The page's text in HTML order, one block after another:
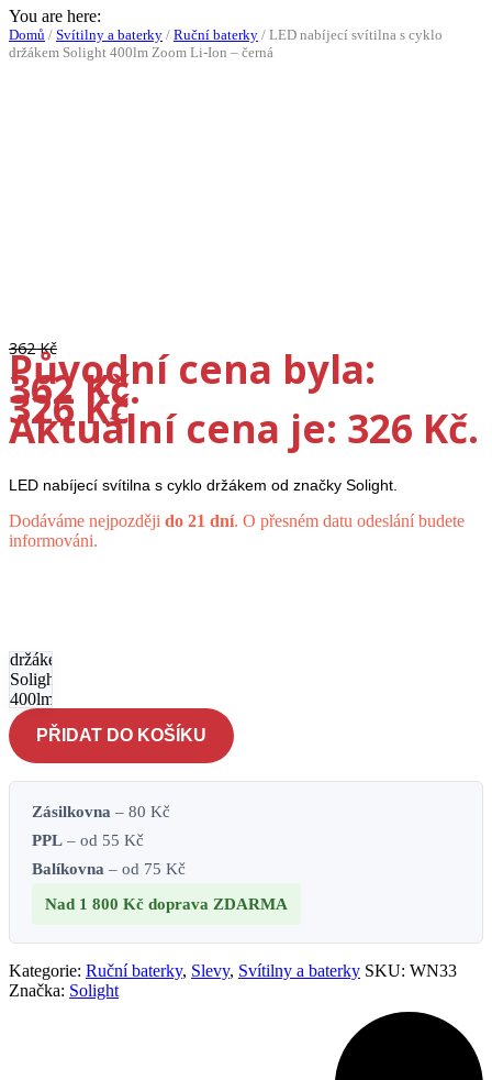
You are here:
Domů / Svítilny a baterky / Ruční baterky / LED nabíjecí svítilna s cyklo
držákem Solight 400lm Zoom Li-Ion – černá
362Kč
Původní cena byla:
362 Kč.
326Kč
Aktuální cena je: 326 Kč.
LED nabíjecí svítilna s cyklo držákem od značky Solight.
Dodáváme nejpozději do 21 dní. O přesném datu odeslání budete
informováni.
držákem
Solight
400lm
Zoom
Li-Ion -
černá
množství
PŘIDAT DO KOŠÍKU
Zásilkovna – 80 Kč
PPL – od 55 Kč
Balíkovna – od 75 Kč
Nad 1 800 Kč doprava ZDARMA
Kategorie: Ruční baterky, Slevy, Svítilny a baterky SKU: WN33
Značka: Solight